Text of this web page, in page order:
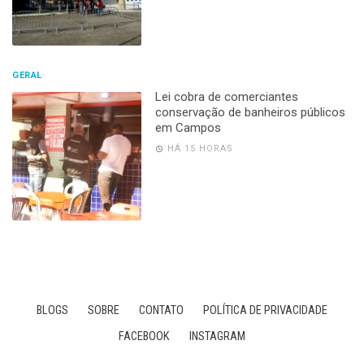
GERAL
Lei cobra de comerciantes
conservação de banheiros públicos
em Campos
HÁ 15 HORAS
BLOGS SOBRE CONTATO
POLÍTICA DE PRIVACIDADE
FACEBOOK
INSTAGRAM